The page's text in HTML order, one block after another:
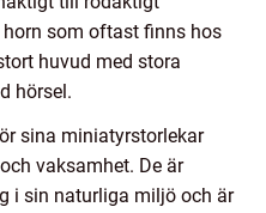
som oftast finns hos
huvud med stora
hörsel.
sina miniatyrstorlekar
vaksamhet. De är
i sin naturliga miljö och är